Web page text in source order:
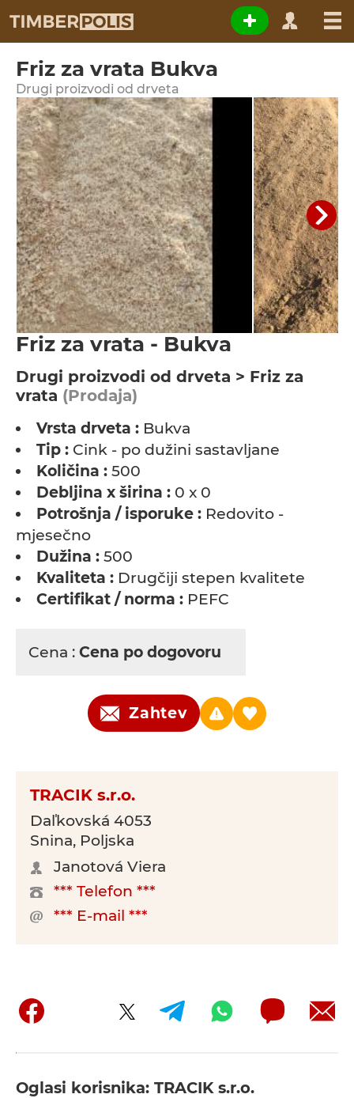
Friz za vrata Bukva
Drugi proizvodi od drveta
Friz za vrata - Bukva
Drugi proizvodi od drveta > Friz za
vrata (Prodaja)
Vrsta drveta : Bukva
Tip : Cink - po dužini sastavljane
Količina : 500
Debljina x širina : 0 x 0
Potrošnja / isporuke : Redovito -
mjesečno
Dužina : 500
Kvaliteta : Drugčiji stepen kvalitete
Certifikat / norma : PEFC
Cena : Cena po dogovoru
Zahtev
TRACIK s.r.o.
Daľkovská 4053
Snina, Poljska
Janotová Viera
*** Telefon ***
*** E-mail ***
Oglasi korisnika: TRACIK s.r.o.